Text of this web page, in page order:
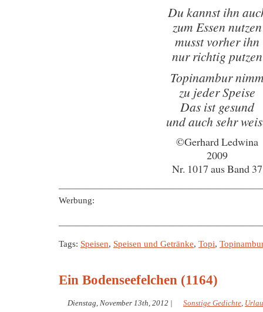
Du kannst ihn
zum Essen nutzen
musst vorher ihn
nur richtig putzen
Topinambur
zu jeder Speise
Das ist gesund
und auch sehr
©Gerhard Ledwina
2009
Nr. 1017 aus Band 37
Werbung:
Tags: Speisen, Speisen und Getränke, Topi, Topinambur
Ein Bodenseefelchen (1164)
Dienstag, November 13th, 2012 | Sonstige Gedichte,